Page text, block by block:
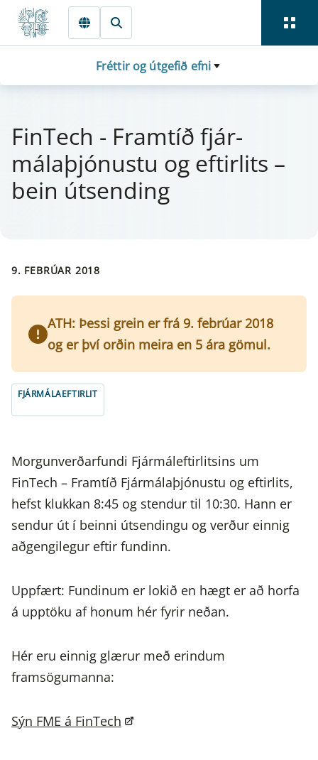
Fara beint í Meginmál
Fréttir og útgefið efni
Fin­Tech - Fra­mtíð fjá­r­
málaþjón­ustu og eft­i­r­lits –
bein út­send­ing
9. FEBRÚAR 2018
ATH: Þessi grein er frá 9. febrúar 2018
og er því orðin meira en 5 ára gömul.
FJÁRMÁLAEFTIRLIT
Morgunverðarfundi Fjármáleftirlitsins um
FinTech – Framtíð Fjármálaþjónustu og eftirlits,
hefst klukkan 8:45 og stendur til 10:30. Hann er
sendur út í beinni útsendingu og verður einnig
aðgengilegur eftir fundinn.
Uppfært: Fundinum er lokið en hægt er að horfa
á upptöku af honum hér fyrir neðan.
Hér eru einnig glærur með erindum
framsögumanna:
Sýn FME á FinTech